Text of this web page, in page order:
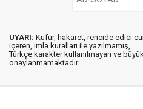
UYARI: Küfür, hakaret, rencide edici
içeren, imla kuralları ile yazılmamış,
Türkçe karakter kullanılmayan ve
onaylanmamaktadır.